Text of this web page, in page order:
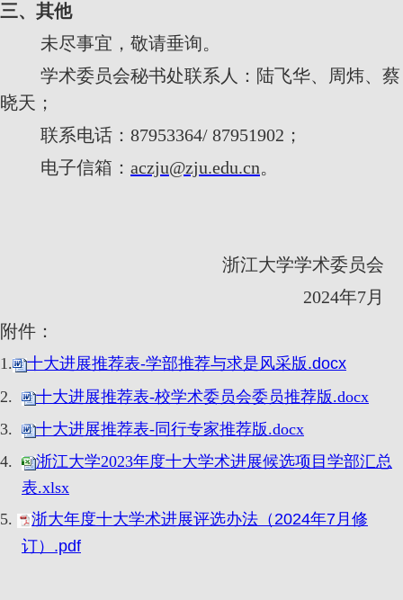
三、其他
未尽事宜，敬请垂询。
学术委员会秘书处联系人：陆飞华、周炜、蔡
晓天；
联系电话： 87953364/ 87951902 ；
电子信箱： aczju@zju.edu.cn。
浙江大学学术委员会
2024年7月
附件：
1.
十大进展推荐表-学部推荐与求是风采版.docx
2.
十大进展推荐表-校学术委员会委员推荐版.docx
3.
十大进展推荐表-同行专家推荐版.docx
4.
浙江大学2023年度十大学术进展候选项目学部汇总
表.xlsx
5.
浙大年度十大学术进展评选办法（2024年7月修
订）.pdf